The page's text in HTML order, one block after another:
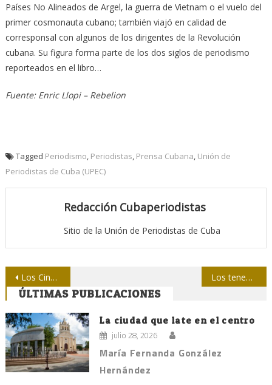
Países No Alineados de Argel, la guerra de Vietnam o el vuelo del
primer cosmonauta cubano; también viajó en calidad de
corresponsal con algunos de los dirigentes de la Revolución
cubana. Su figura forma parte de los dos siglos de periodismo
reporteados en el libro…
Fuente: Enric Llopi – Rebelion
Tagged Periodismo, Periodistas, Prensa Cubana, Unión de
Periodistas de Cuba (UPEC)
Redacción Cubaperiodistas
Sitio de la Unión de Periodistas de Cuba
Navegación
de
entradas
Los Cinco y un año de felicidad Los tenebrosos hermanos dulles
ÚLTIMAS PUBLICACIONES
La ciudad que late en el centro
julio 28, 2026
María Fernanda González
Hernández